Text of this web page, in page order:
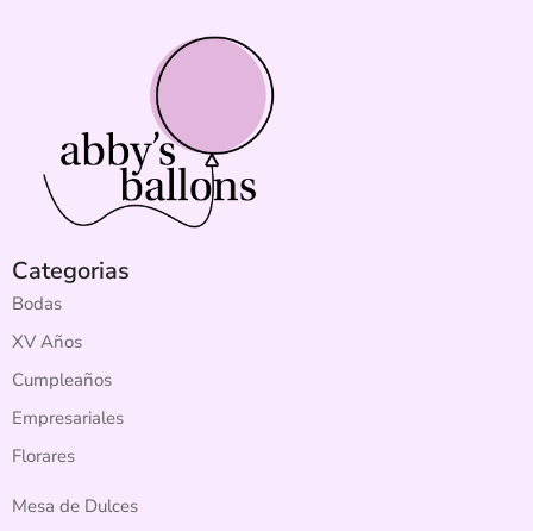
Categorias
Bodas
XV Años
Cumpleaños
Empresariales
Florares
Mesa de Dulces